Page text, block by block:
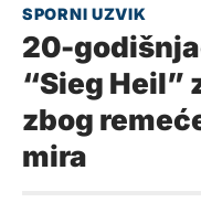
20-
“Sieg Heil”
zbog
mira